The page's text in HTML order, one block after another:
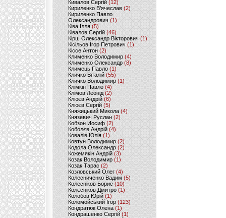
Кивалов Сергій (12)
Кириленко В’ячеслав (2)
Кириленко Павло
Олександрович (1)
Ківа Ілля (5)
Ківалов Сергій(46)
Кірш Олександр Вікторович (1)
Кісільов Ігор Петрович (1)
Кіссе Антон (2)
Клименко Володимир(4)
Клименко Олександр (8)
Климець Павло (1)
Кличко Віталій(55)
Кличко Володимир (1)
Клімкін Павло (4)
Клімов Леонід(2)
Клюєв Андрій(6)
Клюєв Сергій (5)
Княжицький Микола(4)
Князевич Руслан (2)
Кобзон Иосиф(2)
Коболєв Андрій (4)
Ковалів Юлія(1)
Ковтун Володимир (2)
Кодола Олександр (2)
Кожемякін Андрій (3)
Козак Володимир (1)
Козак Тарас (2)
Козловський Олег(4)
Колесниченко Вадим (5)
Колесніков Борис (10)
Колєсніков Дмитро (1)
Колобов Юрій (1)
Коломойський Ігор (123)
Кондратюк Олена(1)
Кондрашенко Сергій (1)